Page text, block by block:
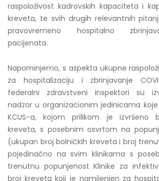
raspoloživost kadrovskih kapaciteta i
kreveta, te svih drugih relevantnih
pravovremeno hospitalno
pacijenata.
Napominjemo, s aspekta ukupne
za hospitalizaciju i zbrinjavanje
federalni zdravstveni inspektori su
nadzor u organizacionim jedinicama
KCUS-a, kojom prilikom je izvršeno
kreveta, s posebnim osvrtom na
(ukupan broj bolničkih kreveta i broj
pojedinačno na svim klinikama s
trenutnu popunjenost Klinike za
broj kreveta koji je namijenjen za